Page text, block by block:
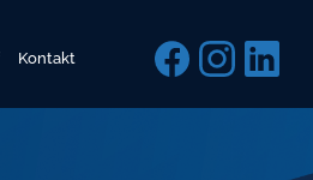
Kontakt